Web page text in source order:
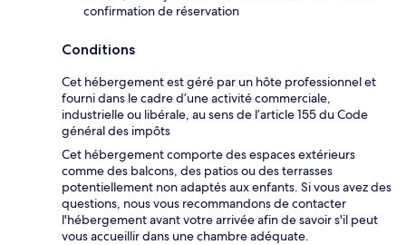
confirmation de réservation
Conditions
Cet hébergement est géré par un hôte professionnel et
fourni dans le cadre d’une activité commerciale,
industrielle ou libérale, au sens de l’article 155 du Code
général des impôts
Cet hébergement comporte des espaces extérieurs
comme des balcons, des patios ou des terrasses
potentiellement non adaptés aux enfants. Si vous avez des
questions, nous vous recommandons de contacter
l'hébergement avant votre arrivée afin de savoir s'il peut
vous accueillir dans une chambre adéquate.